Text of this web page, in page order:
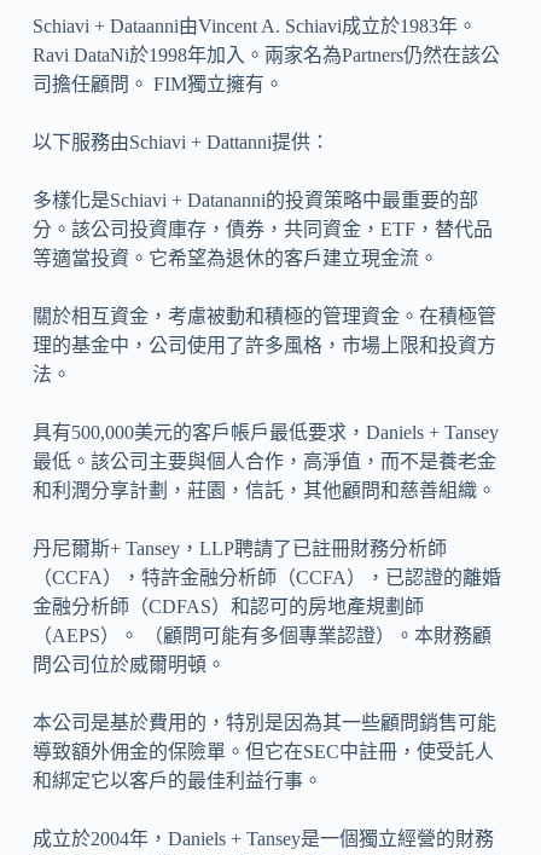
Schiavi + Dataanni由Vincent A. Schiavi成立於1983年。
Ravi DataNi於1998年加入。兩家名為Partners仍然在該公
司擔任顧問。 FIM獨立擁有。
以下服務由Schiavi + Dattanni提供：
多樣化是Schiavi + Datananni的投資策略中最重要的部
分。該公司投資庫存，債券，共同資金，ETF，替代品
等適當投資。它希望為退休的客戶建立現金流。
關於相互資金，考慮被動和積極的管理資金。在積極管
理的基金中，公司使用了許多風格，市場上限和投資方
法。
具有500,000美元的客戶帳戶最低要求，Daniels + Tansey
最低。該公司主要與個人合作，高淨值，而不是養老金
和利潤分享計劃，莊園，信託，其他顧問和慈善組織。
丹尼爾斯+ Tansey，LLP聘請了已註冊財務分析師
（CCFA），特許金融分析師（CCFA），已認證的離婚
金融分析師（CDFAS）和認可的房地產規劃師
（AEPS）。 （顧問可能有多個專業認證）。本財務顧
問公司位於威爾明頓。
本公司是基於費用的，特別是因為其一些顧問銷售可能
導致額外佣金的保險單。但它在SEC中註冊，使受託人
和綁定它以客戶的最佳利益行事。
成立於2004年，Daniels + Tansey是一個獨立經營的財務